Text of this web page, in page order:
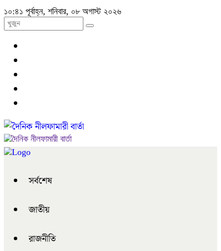
১০:৪১ পূর্বাহ্ন, শনিবার, ০৮ অগাস্ট ২০২৬
সর্বশেষ
জাতীয়
রাজনীতি